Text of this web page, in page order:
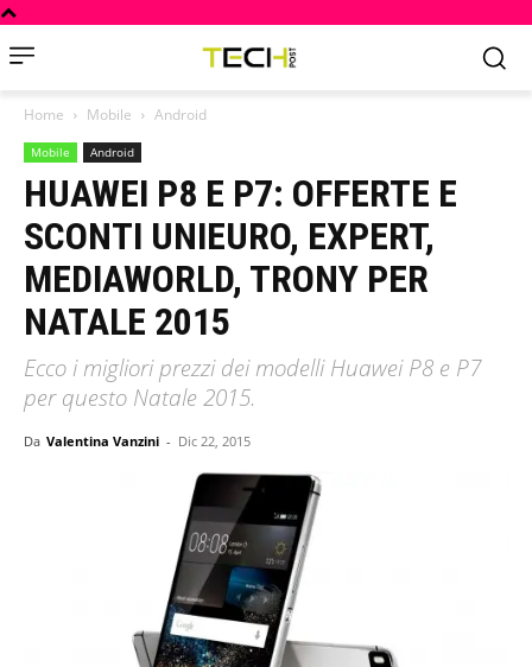
Home Mobile Android
Mobile Android
HUAWEI P8 E P7: OFFERTE E
SCONTI UNIEURO, EXPERT,
MEDIAWORLD, TRONY PER
NATALE 2015
Ecco i migliori prezzi dei modelli Huawei P8 e P7
per questo Natale 2015.
Da Valentina Vanzini - Dic 22, 2015